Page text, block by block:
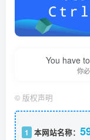
You have
你
© 版权声明
1 本网站名称：